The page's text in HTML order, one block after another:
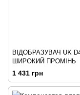
ВІДОБРАЗУВАЧ UK
ШИРОКИЙ ПРОМІНЬ
1 431 грн